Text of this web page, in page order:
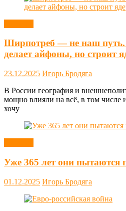
Ширпотреб — не наш путь.
делает айфоны, но строит
23.12.2025 Игорь Бродяга
В России география и
мощно влияли на всё, в том числе
хочу
Уже 365 лет они пытаются
01.12.2025 Игорь Бродяга